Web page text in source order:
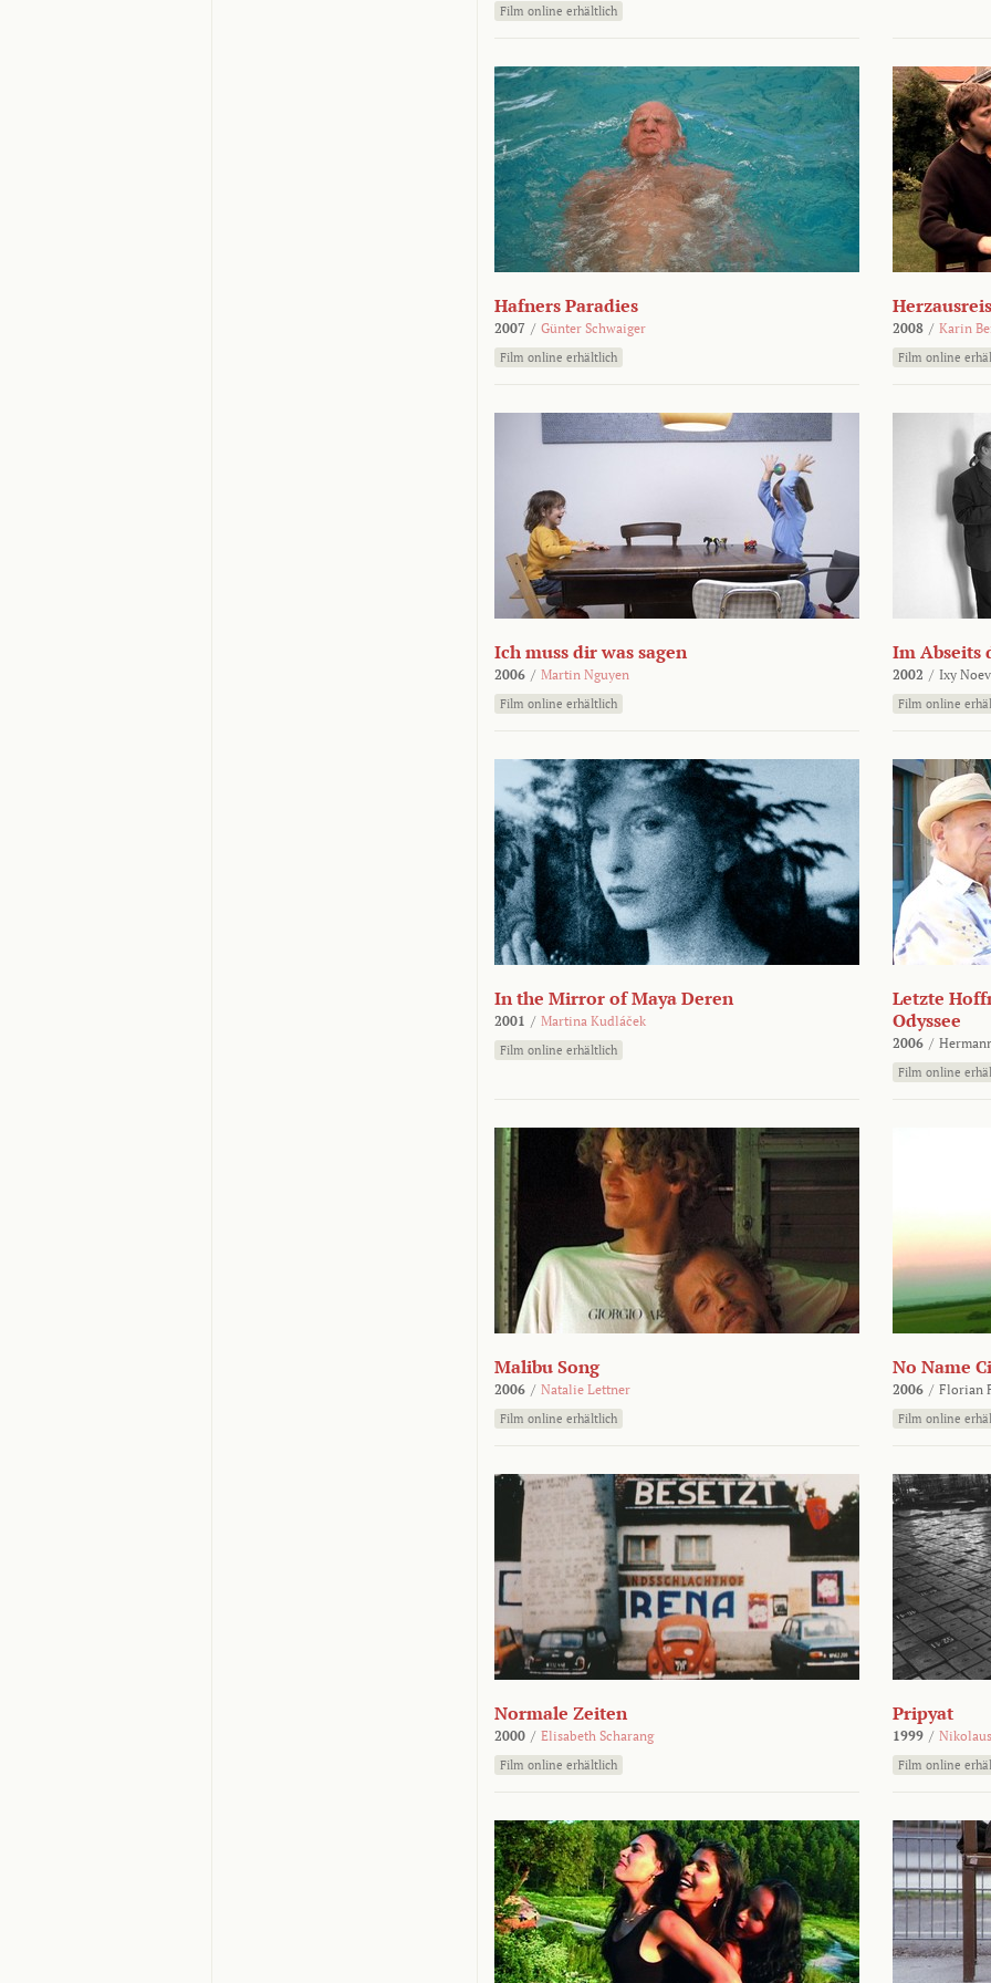
Film online erhältlich
Hafners Paradies
2007 / Günter Schwaiger
Film online erhältlich
2008 / Karin
Film online
Ich muss dir was sagen
2006 / Martin Nguyen
Film online erhältlich
Im Abseits
2002 / Ixy
Film online
In the Mirror of Maya Deren
2001 / Martina Kudláček
Film online erhältlich
Letzte
Odyssee
2006 /
Film online
Malibu Song
2006 / Natalie Lettner
Film online erhältlich
No Name
2006 / Florian
Film online
Normale Zeiten
2000 / Elisabeth Scharang
Film online erhältlich
Pripyat
1999 /
Film online